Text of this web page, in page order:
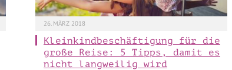
26. MÄRZ 2018
Kleinkindbeschäftigung für die
große Reise: 5 Tipps, damit es
nicht langweilig wird